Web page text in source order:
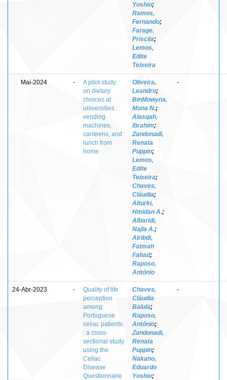
Yoshio;
Ramos,
Fernando;
Farage,
Priscila;
Lemos,
Edite
Teixeira
Mai-2024 -
A pilot study
on dietary
choices at
universities :
vending
machines,
canteens, and
lunch from
home
Oliveira,
Leandro;
BinMowyna,
Mona N.;
Alasqah,
Ibrahim;
Zandonadi,
Renata
Puppin;
Lemos,
Edite
Teixeira;
Chaves,
Cláudia;
Alturki,
Hmidan A.;
Albaridi,
Najla A.;
Alribdi,
Fatmah
Fahad;
Raposo,
António
-
24-Abr-2023 -
Quality of life
perception
among
Portuguese
celiac patients
: a cross-
sectional study
using the
Celiac
Disease
Questionnaire
Chaves,
Cláudia
Balula;
Raposo,
António;
Zandonadi,
Renata
Puppin;
Nakano,
Eduardo
Yoshio;
-